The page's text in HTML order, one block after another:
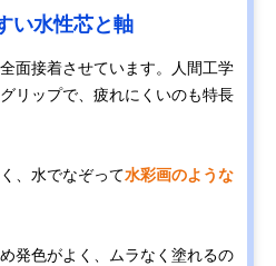
い水性芯と軸
面接着させています。人間工学
リップで、疲れにくいのも特長
、水でなぞって水彩画のような
発色がよく、ムラなく塗れるの